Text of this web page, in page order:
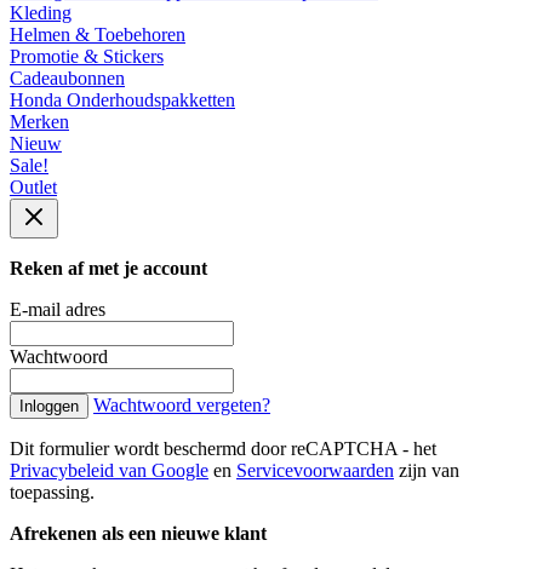
Kleding
Helmen & Toebehoren
Promotie & Stickers
Cadeaubonnen
Honda Onderhoudspakketten
Merken
Nieuw
Sale!
Outlet
Reken af met je account
E-mail adres
Wachtwoord
Inloggen Wachtwoord vergeten?
Dit formulier wordt beschermd door reCAPTCHA - het
Privacybeleid van Google en Servicevoorwaarden zijn van
toepassing.
Afrekenen als een nieuwe klant